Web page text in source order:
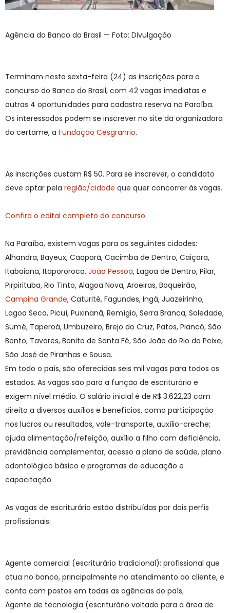
Agência do Banco do Brasil — Foto: Divulgação
Terminam nesta sexta-feira (24) as inscrições para o
concurso do Banco do Brasil, com 42 vagas imediatas e
outras 4 oportunidades para cadastro reserva na Paraíba.
Os interessados podem se inscrever no site da organizadora
do certame, a Fundação Cesgranrio.
As inscrições custam R$ 50. Para se inscrever, o candidato
deve optar pela região/cidade que quer concorrer às vagas.
Confira o edital completo do concurso
Na Paraíba, existem vagas para as seguintes cidades:
Alhandra, Bayeux, Caaporã, Cacimba de Dentro, Caiçara,
Itabaiana, Itapororoca, João Pessoa, Lagoa de Dentro, Pilar,
Pirpirituba, Rio Tinto, Alagoa Nova, Aroeiras, Boqueirão,
Campina Grande, Caturité, Fagundes, Ingá, Juazeirinho,
Lagoa Seca, Picuí, Puxinanã, Remígio, Serra Branca, Soledade,
Sumé, Taperoá, Umbuzeiro, Brejo do Cruz, Patos, Piancó, São
Bento, Tavares, Bonito de Santa Fé, São João do Rio do Peixe,
São José de Piranhas e Sousa.
Em todo o país, são oferecidas seis mil vagas para todos os
estados. As vagas são para a função de escriturário e
exigem nível médio. O salário inicial é de R$ 3.622,23 com
direito a diversos auxílios e benefícios, como participação
nos lucros ou resultados, vale-transporte, auxílio-creche;
ajuda alimentação/refeição, auxílio a filho com deficiência,
previdência complementar, acesso a plano de saúde, plano
odontológico básico e programas de educação e
capacitação.
As vagas de escriturário estão distribuídas por dois perfis
profissionais:
Agente comercial (escriturário tradicional): profissional que
atua no banco, principalmente no atendimento ao cliente, e
conta com postos em todas as agências do país;
Agente de tecnologia (escriturário voltado para a área de